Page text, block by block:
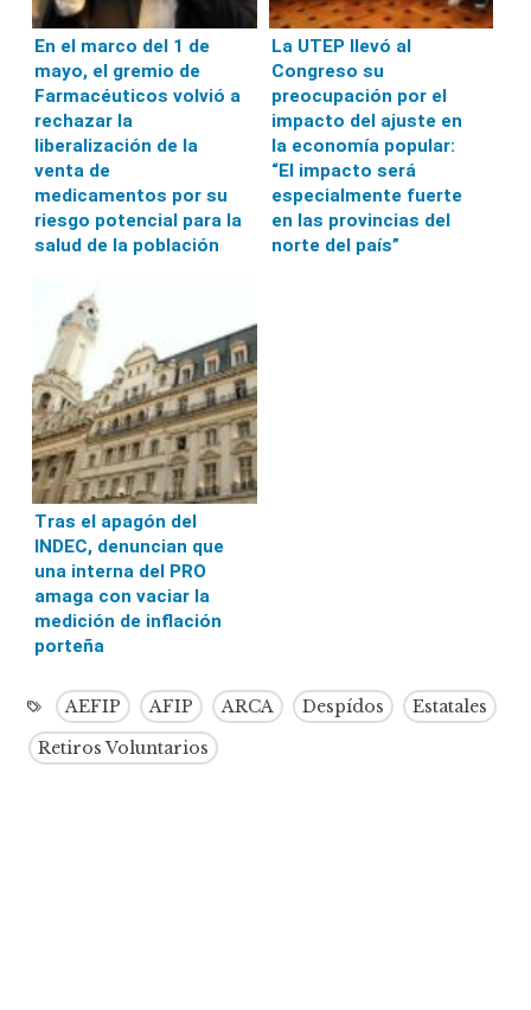
En el marco del 1 de
mayo, el gremio de
Farmacéuticos volvió a
rechazar la
liberalización de la
venta de
medicamentos por su
riesgo potencial para la
salud de la población
La UTEP llevó al
Congreso su
preocupación por el
impacto del ajuste en
la economía popular:
“El impacto será
especialmente fuerte
en las provincias del
norte del país”
Tras el apagón del
INDEC, denuncian que
una interna del PRO
amaga con vaciar la
medición de inflación
porteña
AEFIP AFIP ARCA Despídos
Estatales
Retiros Voluntarios